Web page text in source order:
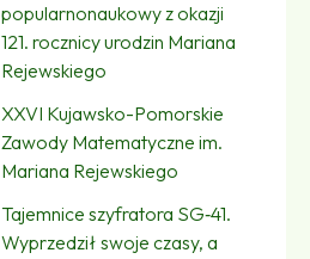
popularnonaukowy z okazji
121. rocznicy urodzin Mariana
Rejewskiego
XXVI Kujawsko-Pomorskie
Zawody Matematyczne im.
Mariana Rejewskiego
Tajemnice szyfratora SG‑41.
Wyprzedził swoje czasy, a